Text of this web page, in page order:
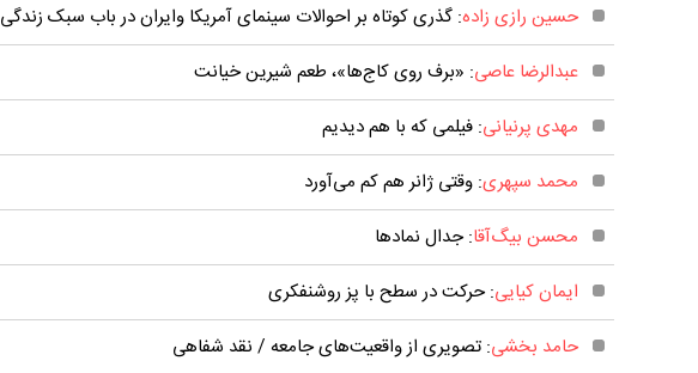
حسین رازی زاده: گذری کوتاه بر احوالات سینمای آمریکا وایران در باب سبک زندگی
عبدالرضا عاصی: «برف روی کاج‌ها»، طعم شیرین خیانت
مهدی پرنیانی: فیلمی که با هم دیدیم
محمد سپهری: وقتی ژانر هم کم می‌آورد
محسن بیگ‌آقا: جدال نمادها
ایمان کیایی: حرکت در سطح با پز روشنفکری
حامد بخشی: تصویری از واقعیت‌های جامعه / نقد شفاهی